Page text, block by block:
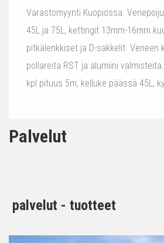
Varastomyynti Kuopiossa.
45L ja 75L, kettingit 13mm-16mm
pitkälenkkiset ja D-sakkelit. Veneen
pollareita RST ja alumiini
kpl pituus 5m, kelluke päässä 45L,
Palvelut
palvelut - tuotteet